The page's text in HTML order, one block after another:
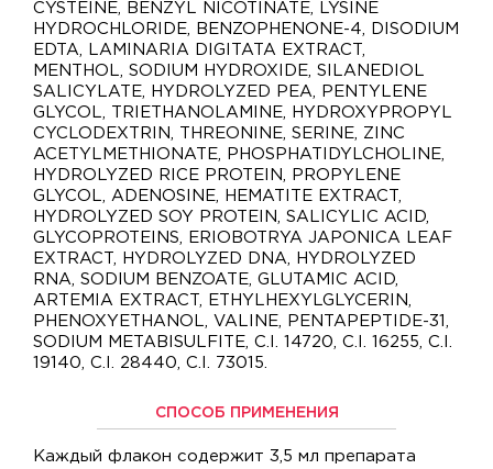
CYSTEINE, BENZYL NICOTINATE, LYSINE
HYDROCHLORIDE, BENZOPHENONE-4, DISODIUM
EDTA, LAMINARIA DIGITATA EXTRACT,
MENTHOL, SODIUM HYDROXIDE, SILANEDIOL
SALICYLATE, HYDROLYZED PEA, PENTYLENE
GLYCOL, TRIETHANOLAMINE, HYDROXYPROPYL
CYCLODEXTRIN, THREONINE, SERINE, ZINC
ACETYLMETHIONATE, PHOSPHATIDYLCHOLINE,
HYDROLYZED RICE PROTEIN, PROPYLENE
GLYCOL, ADENOSINE, HEMATITE EXTRACT,
HYDROLYZED SOY PROTEIN, SALICYLIC ACID,
GLYCOPROTEINS, ERIOBOTRYA JAPONICA LEAF
EXTRACT, HYDROLYZED DNA, HYDROLYZED
RNA, SODIUM BENZOATE, GLUTAMIC ACID,
ARTEMIA EXTRACT, ETHYLHEXYLGLYCERIN,
PHENOXYETHANOL, VALINE, PENTAPEPTIDE-31,
SODIUM METABISULFITE, C.I. 14720, C.I. 16255, C.I.
19140, C.I. 28440, C.I. 73015.
СПОСОБ ПРИМЕНЕНИЯ
Каждый флакон содержит 3,5 мл препарата